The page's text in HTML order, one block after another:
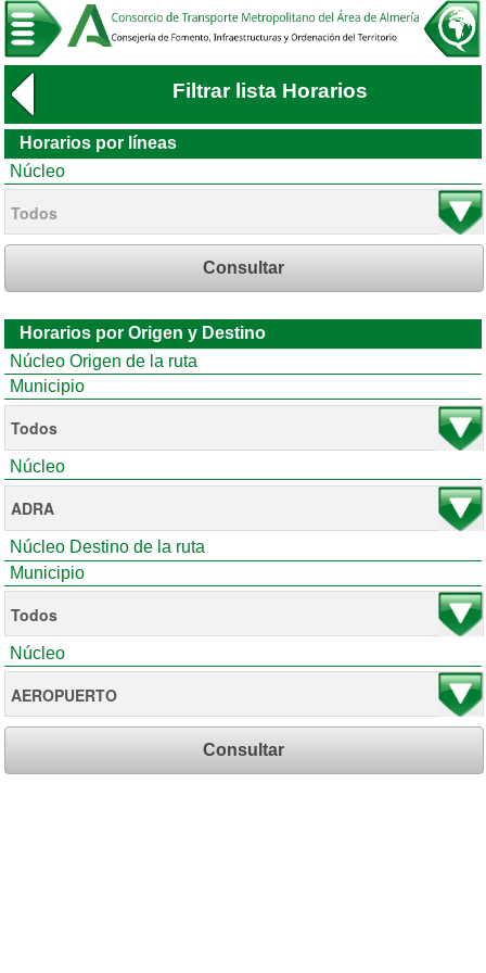
Filtrar lista Horarios
Horarios por líneas
Núcleo
Consultar
Horarios por Origen y Destino
Núcleo Origen de la ruta
Municipio
Núcleo
Núcleo Destino de la ruta
Municipio
Núcleo
Consultar